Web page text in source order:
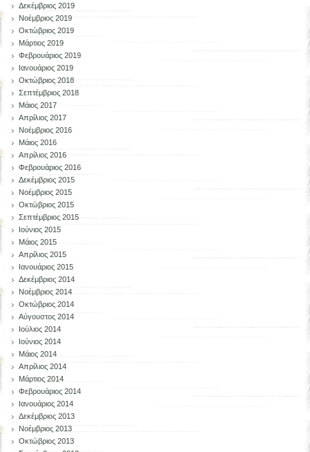
Δεκέμβριος 2019
Νοέμβριος 2019
Οκτώβριος 2019
Μάρτιος 2019
Φεβρουάριος 2019
Ιανουάριος 2019
Οκτώβριος 2018
Σεπτέμβριος 2018
Μάιος 2017
Απρίλιος 2017
Νοέμβριος 2016
Μάιος 2016
Απρίλιος 2016
Φεβρουάριος 2016
Δεκέμβριος 2015
Νοέμβριος 2015
Οκτώβριος 2015
Σεπτέμβριος 2015
Ιούνιος 2015
Μάιος 2015
Απρίλιος 2015
Ιανουάριος 2015
Δεκέμβριος 2014
Νοέμβριος 2014
Οκτώβριος 2014
Αύγουστος 2014
Ιούλιος 2014
Ιούνιος 2014
Μάιος 2014
Απρίλιος 2014
Μάρτιος 2014
Φεβρουάριος 2014
Ιανουάριος 2014
Δεκέμβριος 2013
Νοέμβριος 2013
Οκτώβριος 2013